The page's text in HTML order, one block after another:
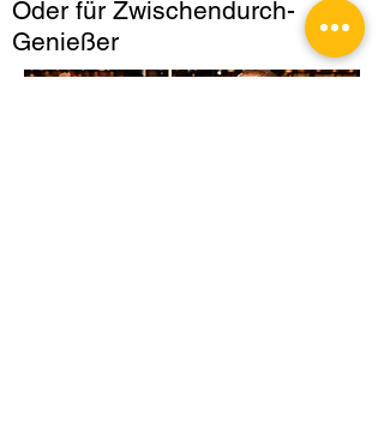
Oder für Zwischendurch-
Genießer